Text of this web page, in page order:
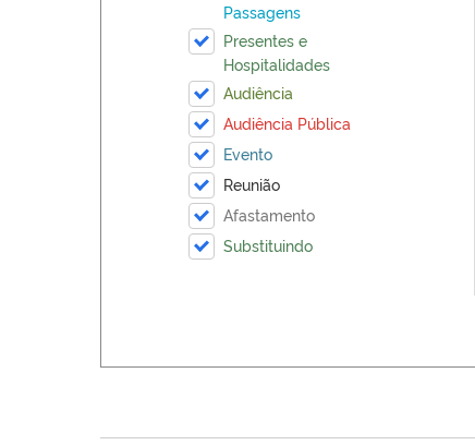
Passagens
Presentes e
Hospitalidades
Audiência
Audiência Pública
Evento
Reunião
Afastamento
Substituindo